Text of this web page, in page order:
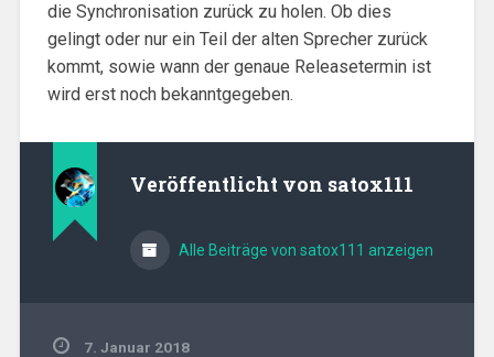
die Synchronisation zurück zu holen. Ob dies
gelingt oder nur ein Teil der alten Sprecher zurück
kommt, sowie wann der genaue Releasetermin ist
wird erst noch bekanntgegeben.
Veröffentlicht von satox111
Alle Beiträge von satox111 anzeigen
7. Januar 2018